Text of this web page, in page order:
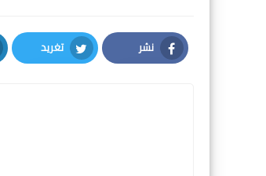
نشر
Facebook
تغريد
Twitter